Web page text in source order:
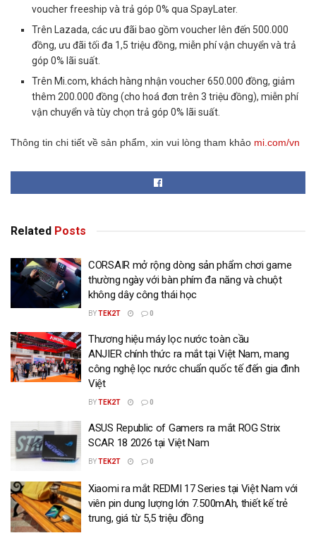
voucher freeship và trả góp 0% qua SpayLater.
Trên Lazada, các ưu đãi bao gồm voucher lên đến 500.000
đồng, ưu đãi tối đa 1,5 triệu đồng, miễn phí vận chuyển và trả
góp 0% lãi suất.
Trên Mi.com, khách hàng nhận voucher 650.000 đồng, giảm
thêm 200.000 đồng (cho hoá đơn trên 3 triệu đồng), miễn phí
vận chuyển và tùy chọn trả góp 0% lãi suất.
Thông tin chi tiết về sản phẩm, xin vui lòng tham khảo mi.com/vn
Related Posts
CORSAIR mở rộng dòng sản phẩm chơi game
thường ngày với bàn phím đa năng và chuột
không dây công thái học
BYTEK2T 0
Thương hiệu máy lọc nước toàn cầu
ANJIER chính thức ra mắt tại Việt Nam, mang
công nghệ lọc nước chuẩn quốc tế đến gia đình
Việt
BYTEK2T 0
ASUS Republic of Gamers ra mắt ROG Strix
SCAR 18 2026 tại Việt Nam
BYTEK2T 0
Xiaomi ra mắt REDMI 17 Series tại Việt Nam với
viên pin dung lượng lớn 7.500mAh, thiết kế trẻ
trung, giá từ 5,5 triệu đồng